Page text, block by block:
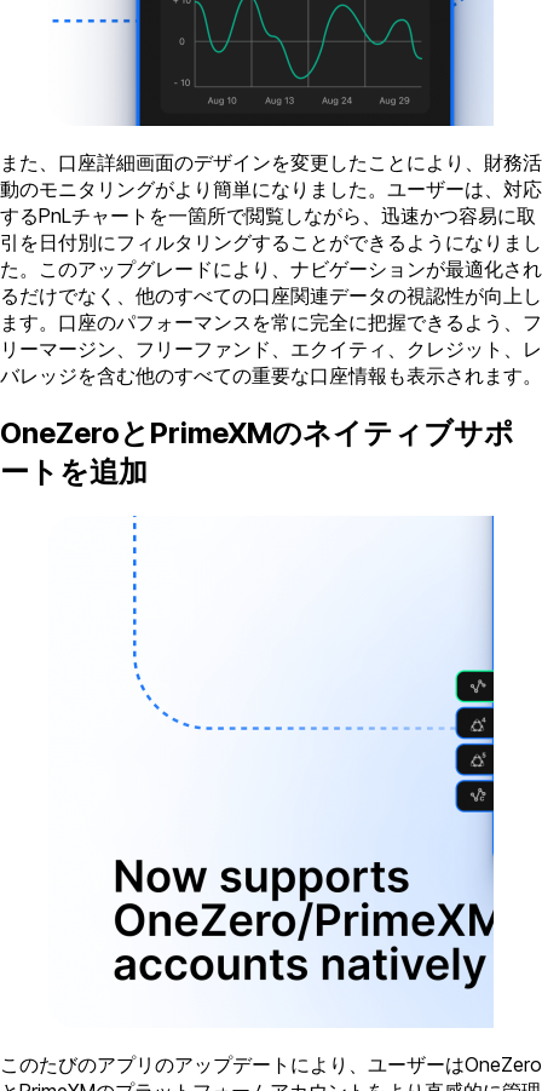
また、口座詳細画面のデザインを変更したことにより、財務活
動のモニタリングがより簡単になりました。ユーザーは、対応
するPnLチャートを一箇所で閲覧しながら、迅速かつ容易に取
引を日付別にフィルタリングすることができるようになりまし
た。このアップグレードにより、ナビゲーションが最適化され
るだけでなく、他のすべての口座関連データの視認性が向上し
ます。口座のパフォーマンスを常に完全に把握できるよう、フ
リーマージン、フリーファンド、エクイティ、クレジット、レ
バレッジを含む他のすべての重要な口座情報も表示されます。
OneZeroとPrimeXMのネイティブサポ
ートを追加
このたびのアプリのアップデートにより、ユーザーはOneZero